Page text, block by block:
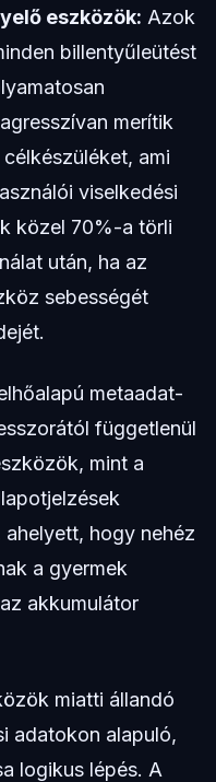
eszközök: Azok
billentyűleütést
merítik
ami
viselkedési
közel 70%-a törli
után, ha az
sebességét
metaadat-
függetlenül
mint a
hogy nehéz
a gyermek
akkumulátor
miatti állandó
adatokon alapuló,
logikus lépés. A